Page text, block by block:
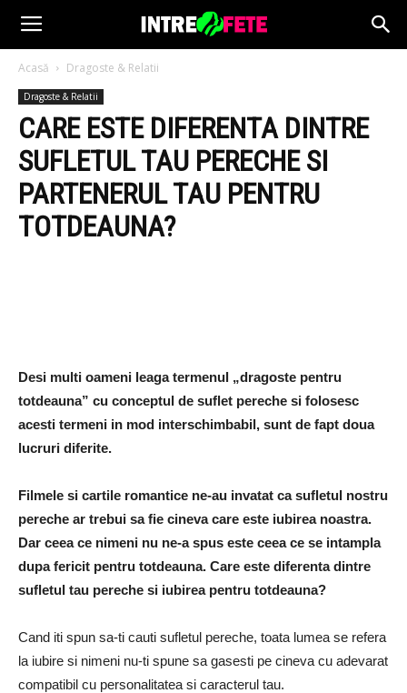
Acasă Dragoste & Relatii
Dragoste & Relatii
CARE ESTE DIFERENTA DINTRE
SUFLETUL TAU PERECHE SI
PARTENERUL TAU PENTRU
TOTDEAUNA?
Desi multi oameni leaga termenul „dragoste pentru
totdeauna” cu conceptul de suflet pereche si folosesc
acesti termeni in mod interschimbabil, sunt de fapt doua
lucruri diferite.
Filmele si cartile romantice ne-au invatat ca sufletul nostru
pereche ar trebui sa fie cineva care este iubirea noastra.
Dar ceea ce nimeni nu ne-a spus este ceea ce se intampla
dupa fericit pentru totdeauna. Care este diferenta dintre
sufletul tau pereche si iubirea pentru totdeauna?
Cand iti spun sa-ti cauti sufletul pereche, toata lumea se refera
la iubire si nimeni nu-ti spune sa gasesti pe cineva cu adevarat
compatibil cu personalitatea si caracterul tau.